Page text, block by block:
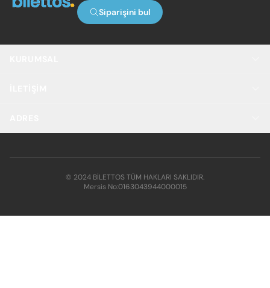
Siparişini bul
© 2024 BİLETTOS TÜM HAKLARI SAKLIDIR.
Mersis No:0163043944000015